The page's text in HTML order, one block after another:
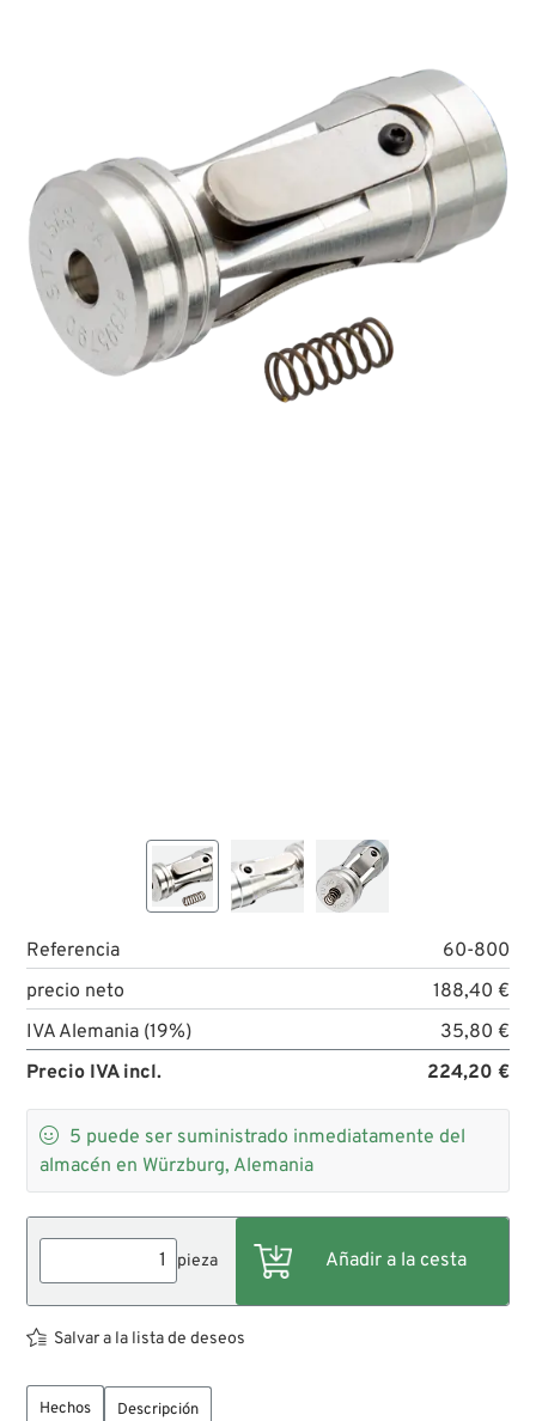
Referencia
60-800
precio neto
188,40 €
IVA Alemania (19%)
35,80 €
Precio IVA incl.
224,20 €
 5 puede ser suministrado inmediatamente del
almacén en Würzburg, Alemania
pieza
Salvar a la lista de deseos
Hechos Descripción